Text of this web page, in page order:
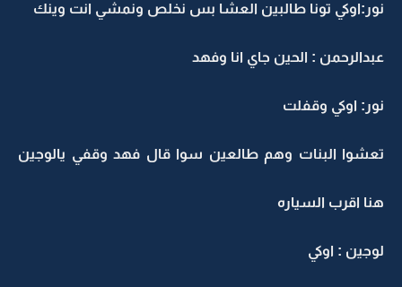
نور:اوكي تونا طالبين العشا بس نخلص ونمشي انت وينك
عبدالرحمن : الحين جاي انا وفهد
نور: اوكي وقفلت
تعشوا البنات وهم طالعين سوا قال فهد وقفي يالوجين
هنا اقرب السياره
لوجين : اوكي